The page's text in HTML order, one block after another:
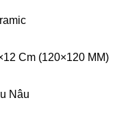
Cm (120×120 MM)
Nâu